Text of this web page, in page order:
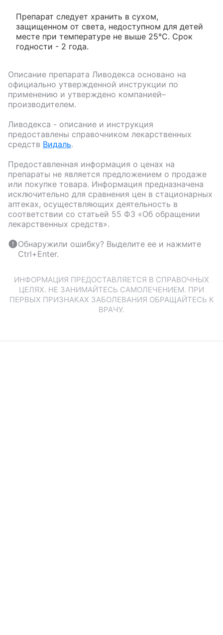
Препарат следует хранить в сухом,
защищенном от света, недоступном для детей
месте при температуре не выше 25°С. Срок
годности - 2 года.
Описание препарата Ливодекса основано на
официально утвержденной инструкции по
применению и утверждено компанией–
производителем.
Ливодекса - описание и инструкция
предоставлены справочником лекарственных
средств Видаль.
Предоставленная информация о ценах на
препараты не является предложением о продаже
или покупке товара. Информация предназначена
исключительно для сравнения цен в стационарных
аптеках, осуществляющих деятельность в
соответствии со статьей 55 ФЗ «Об обращении
лекарственных средств».
Обнаружили ошибку? Выделите ее и нажмите
Ctrl+Enter.
ИНФОРМАЦИЯ ПРЕДОСТАВЛЯЕТСЯ В СПРАВОЧНЫХ
ЦЕЛЯХ. НЕ ЗАНИМАЙТЕСЬ САМОЛЕЧЕНИЕМ. ПРИ
ПЕРВЫХ ПРИЗНАКАХ ЗАБОЛЕВАНИЯ ОБРАЩАЙТЕСЬ К
ВРАЧУ.